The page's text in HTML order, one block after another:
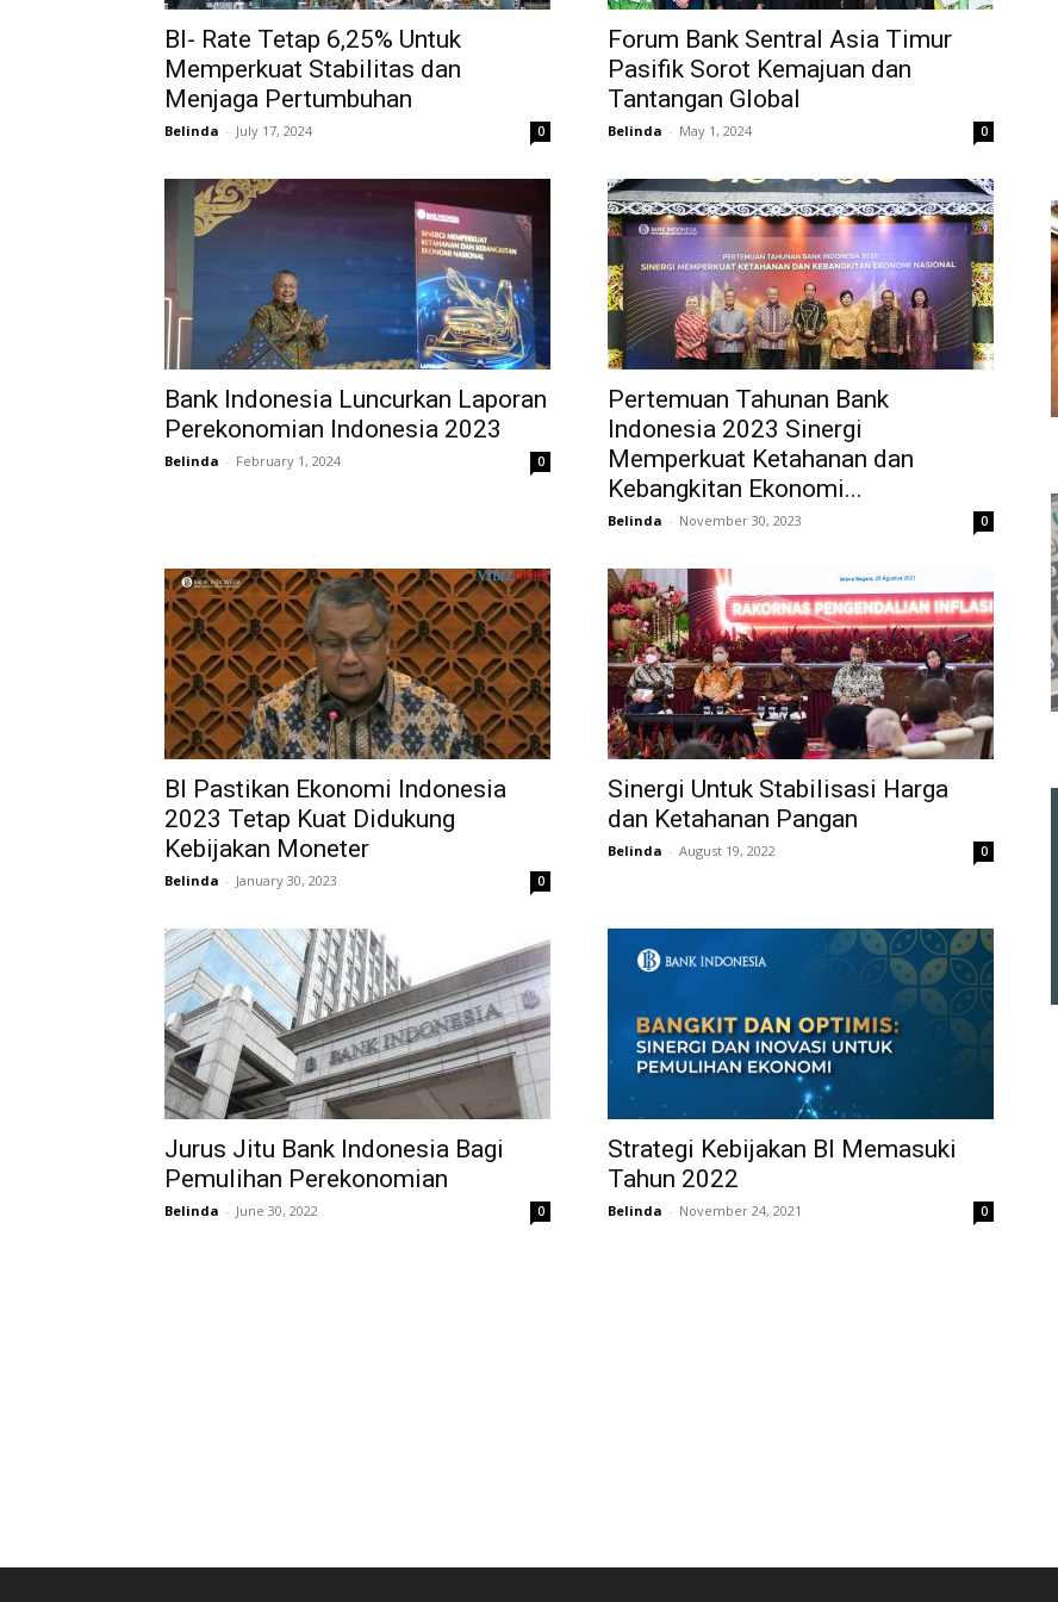
BI- Rate Tetap 6,25% Untuk
Memperkuat Stabilitas dan
Menjaga Pertumbuhan
Belinda - July 17, 2024 0
Forum Bank Sentral Asia Timur
Pasifik Sorot Kemajuan dan
Tantangan Global
Belinda - May 1, 2024 0
Bank Indonesia Luncurkan Laporan
Perekonomian Indonesia 2023
Belinda - February 1, 2024 0
Pertemuan Tahunan Bank
Indonesia 2023 Sinergi
Memperkuat Ketahanan dan
Kebangkitan Ekonomi...
Belinda - November 30, 2023 0
BI Pastikan Ekonomi Indonesia
2023 Tetap Kuat Didukung
Kebijakan Moneter
Belinda - January 30, 2023 0
Sinergi Untuk Stabilisasi Harga
dan Ketahanan Pangan
Belinda - August 19, 2022 0
Jurus Jitu Bank Indonesia Bagi
Pemulihan Perekonomian
Belinda - June 30, 2022 0
Strategi Kebijakan BI Memasuki
Tahun 2022
Belinda - November 24, 2021 0